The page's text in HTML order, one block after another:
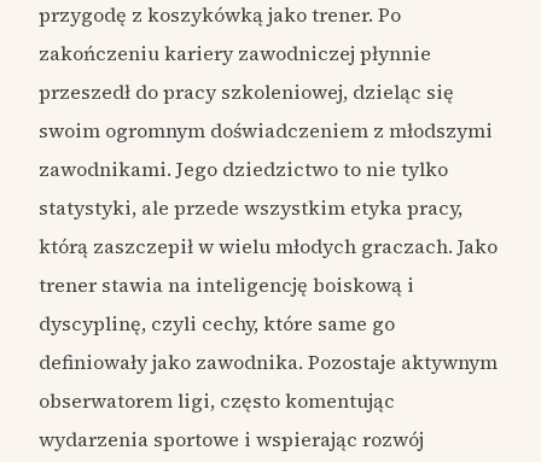
przygodę z koszykówką jako trener. Po
zakończeniu kariery zawodniczej płynnie
przeszedł do pracy szkoleniowej, dzieląc się
swoim ogromnym doświadczeniem z młodszymi
zawodnikami. Jego dziedzictwo to nie tylko
statystyki, ale przede wszystkim etyka pracy,
którą zaszczepił w wielu młodych graczach. Jako
trener stawia na inteligencję boiskową i
dyscyplinę, czyli cechy, które same go
definiowały jako zawodnika. Pozostaje aktywnym
obserwatorem ligi, często komentując
wydarzenia sportowe i wspierając rozwój